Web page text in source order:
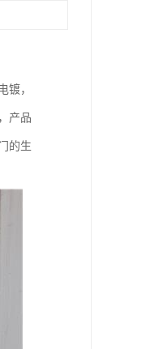
镀，
产品
的生